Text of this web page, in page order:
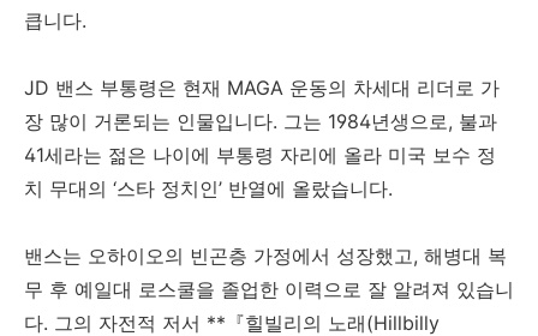
큽니다.
JD 밴스 부통령은 현재 MAGA 운동의 차세대 리더로 가
장 많이 거론되는 인물입니다. 그는 1984년생으로, 불과
41세라는 젊은 나이에 부통령 자리에 올라 미국 보수 정
치 무대의 ‘스타 정치인’ 반열에 올랐습니다.
밴스는 오하이오의 빈곤층 가정에서 성장했고, 해병대 복
무 후 예일대 로스쿨을 졸업한 이력으로 잘 알려져 있습니
다. 그의 자전적 저서 **『힐빌리의 노래(Hillbilly